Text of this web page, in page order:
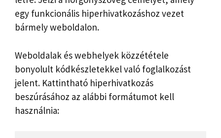
egy funkcionális hiperhivatkozáshoz vezet
bármely weboldalon.
Weboldalak és webhelyek közzététele
bonyolult kódkészletekkel való foglalkozást
jelent. Kattintható hiperhivatkozás
beszúrásához az alábbi formátumot kell
használnia: